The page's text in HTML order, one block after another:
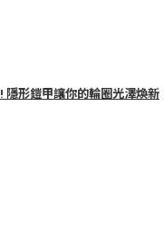
隱形鎧甲讓你的輪圈光澤煥新